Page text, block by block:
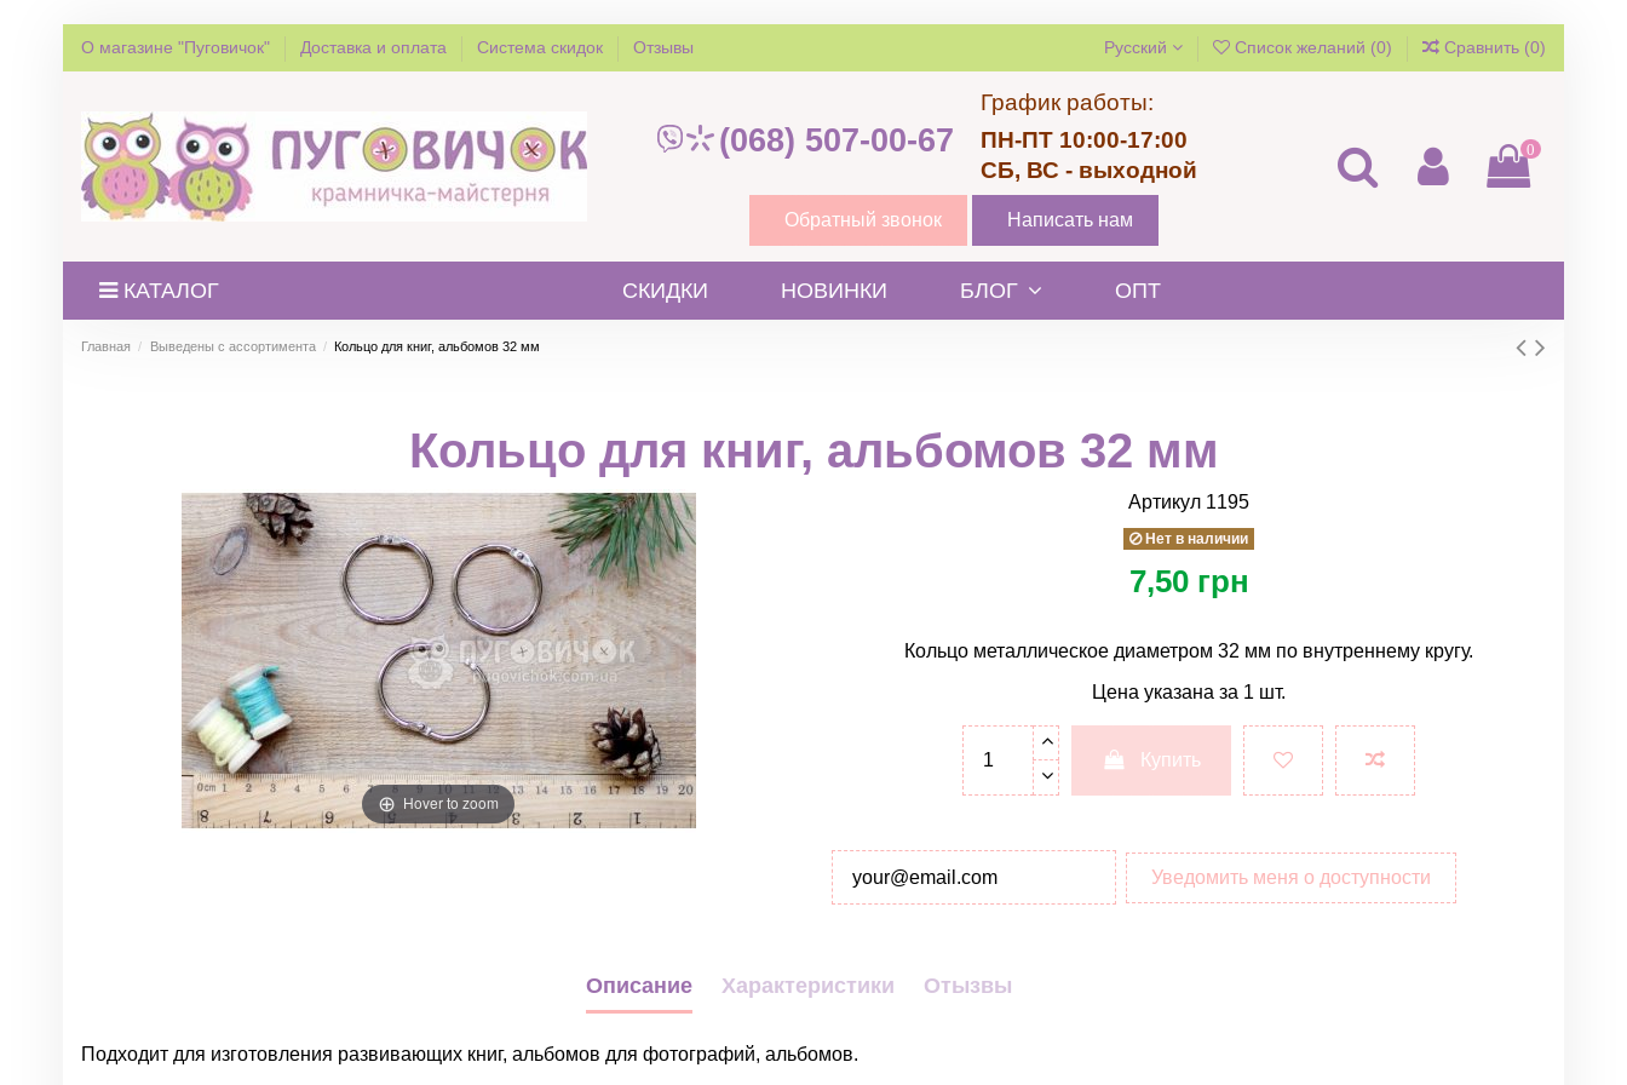
О магазине "Пуговичок" Доставка и оплата Система скидок Отзывы Русский Список желаний (0) Сравнить (0)
(068) 507-00-67
График работы:
ПН-ПТ 10:00-17:00
СБ, ВС - выходной
Обратный звонок Написать нам
0
КАТАЛОГ СКИДКИ НОВИНКИ БЛОГ ОПТ
Главная Выведены с ассортимента Кольцо для книг, альбомов 32 мм
Кольцо для книг, альбомов 32 мм
Hover to zoom
Артикул 1195
Нет в наличии
7,50 грн
Кольцо металлическое диаметром 32 мм по внутреннему кругу.
Цена указана за 1 шт.
Купить
Уведомить меня о доступности
Описание Характеристики Отызвы
Подходит для изготовления развивающих книг, альбомов для фотографий, альбомов.